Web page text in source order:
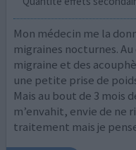
Mon médecin me la
migraines nocturnes.
migraine et des
une petite prise de
Mais au bout de 3
m’envahit, envie de ne
traitement mais je